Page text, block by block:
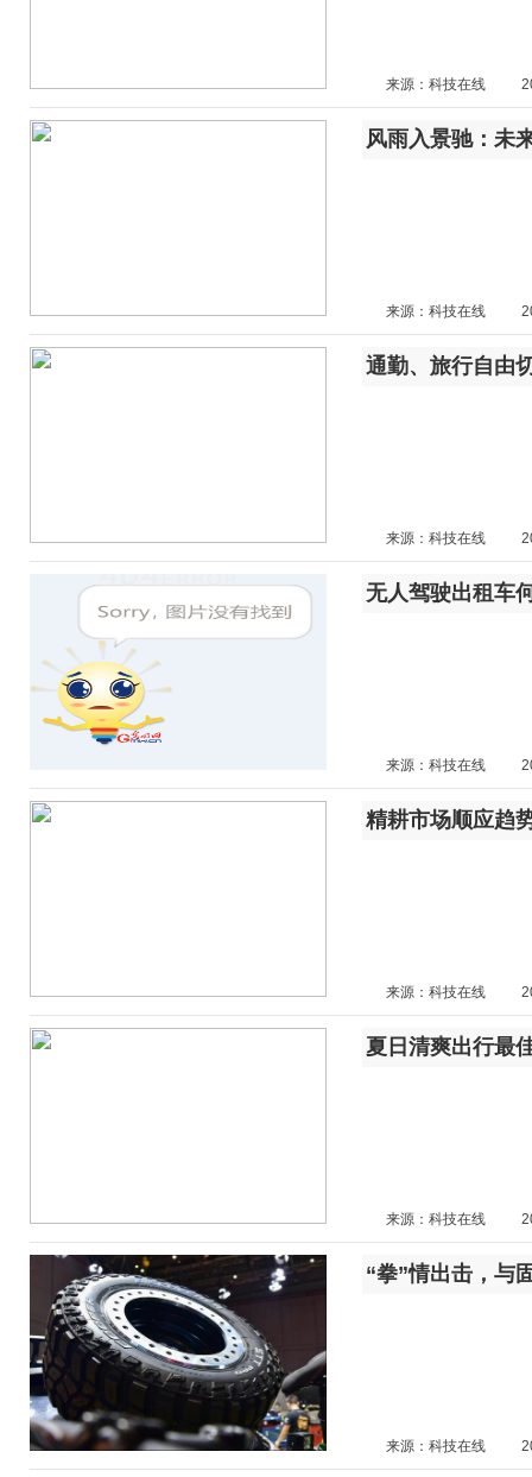
来源：科技在线
来源：科技在线
通勤、旅行自由
来源：科技在线
来源：科技在线
精耕市场顺应趋
来源：科技在线
夏日清爽出行最
来源：科技在线
“拳”情出击，与
来源：科技在线